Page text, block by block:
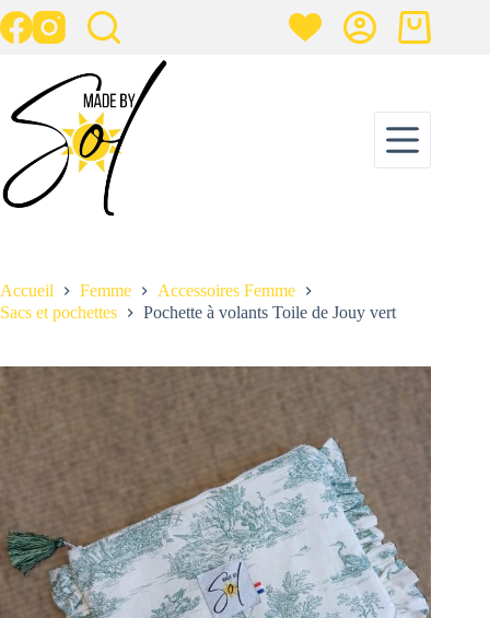
Passer
au
contenu
35,00 € 5 en stock
Ajouter au panier
Panier
Accueil Femme
Accessoires Femme
Sacs et pochettes
Pochette à volants Toile de Jouy vert